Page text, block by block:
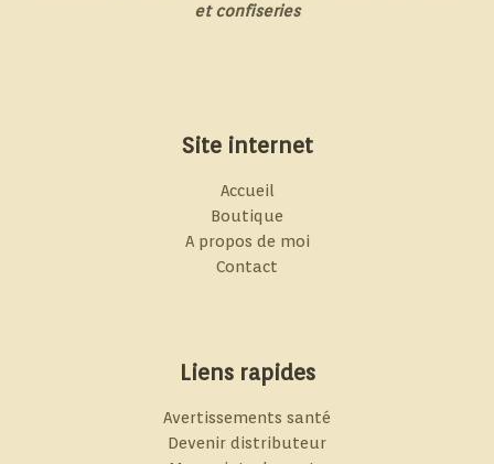
et confiseries
Site internet
Accueil
Boutique
A propos de moi
Contact
Liens rapides
Avertissements santé
Devenir distributeur